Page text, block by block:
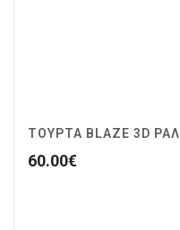
ΤΟΥΡΤΑ BLAZE 3D ΡΆΛΙ
60.00€